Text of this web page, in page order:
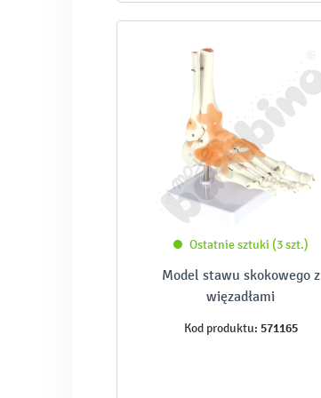
Ostatnie sztuki (3 szt.)
Model stawu skokowego z
więzadłami
Kod produktu: 571165